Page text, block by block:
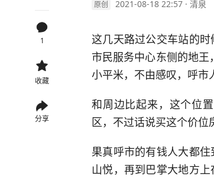
1
收藏
分享
原创 2021-08-18 22:57 · 清泉
这几天路过公交车站的
市民服务中心东侧的地
小平米，不由感叹，呼市
和周边比起来，这个位
区，不过话说买这个价位
果真呼市的有钱人大都
山悦，再到巴掌大地方